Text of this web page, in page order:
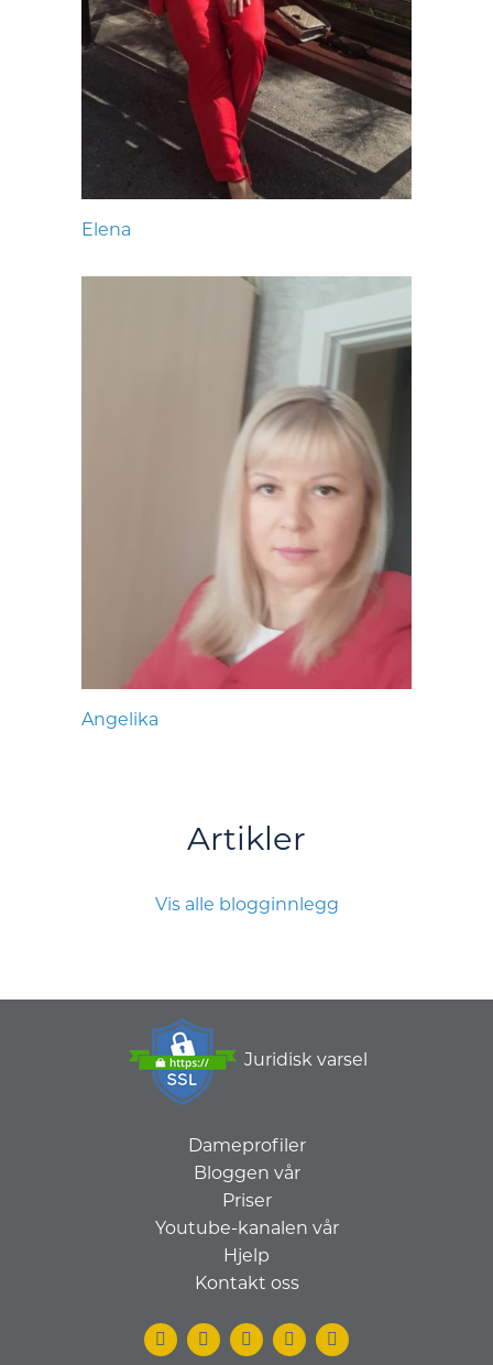
Elena
Angelika
Artikler
Vis alle blogginnlegg
Juridisk varsel
Dameprofiler
Bloggen vår
Priser
Youtube-kanalen vår
Hjelp
Kontakt oss